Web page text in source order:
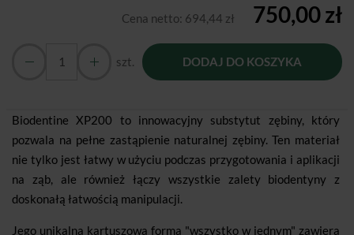
Cena netto: 694,44 zł 750,00 zł
szt. DODAJ DO KOSZYKA
Biodentine XP200 to innowacyjny substytut zębiny, który
pozwala na pełne zastąpienie naturalnej zębiny. Ten materiał
nie tylko jest łatwy w użyciu podczas przygotowania i aplikacji
na ząb, ale również łączy wszystkie zalety biodentyny z
doskonałą łatwością manipulacji.
Jego unikalna kartuszowa forma "wszystko w jednym" zawiera